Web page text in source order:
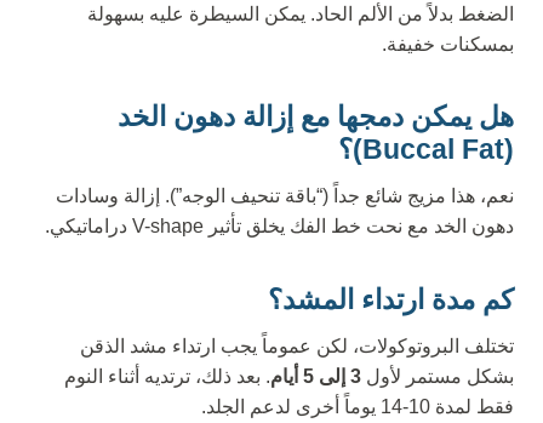
الضغط بدلاً من الألم الحاد. يمكن السيطرة عليه بسهولة
بمسكنات خفيفة.
هل يمكن دمجها مع إزالة دهون الخد
(Buccal Fat)؟
نعم، هذا مزيج شائع جداً (“باقة تنحيف الوجه”). إزالة وسادات
دهون الخد مع نحت خط الفك يخلق تأثير V-shape دراماتيكي.
كم مدة ارتداء المشد؟
تختلف البروتوكولات، لكن عموماً يجب ارتداء مشد الذقن
بشكل مستمر لأول 3 إلى 5 أيام
. بعد ذلك، ترتديه أثناء النوم
فقط لمدة 10-14 يوماً أخرى لدعم الجلد.